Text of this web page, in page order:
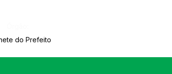
do Prefeito